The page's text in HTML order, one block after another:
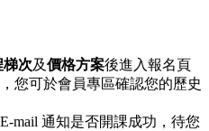
梯次及價格方案後進入報名頁
您可於會員專區確認您的歷史
mail 通知是否開課成功，待您